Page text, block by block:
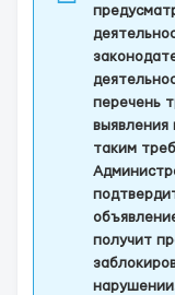
перечень
выявления
таким
получит